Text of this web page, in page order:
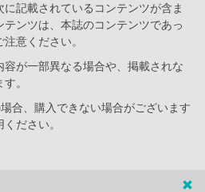
記載されているコンテンツが含ま
ンツは、本誌のコンテンツであっ
意ください。
が一部異なる場合や、掲載されな
。
合、購入できない場合がございます
ださい。